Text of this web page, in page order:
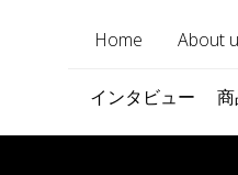
Home About
インタビュー